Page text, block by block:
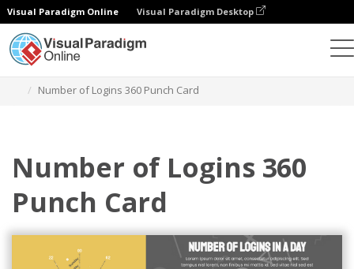
Visual Paradigm Online Visual Paradigm Desktop
Number of Logins 360 Punch Card
Number of Logins 360
Punch Card